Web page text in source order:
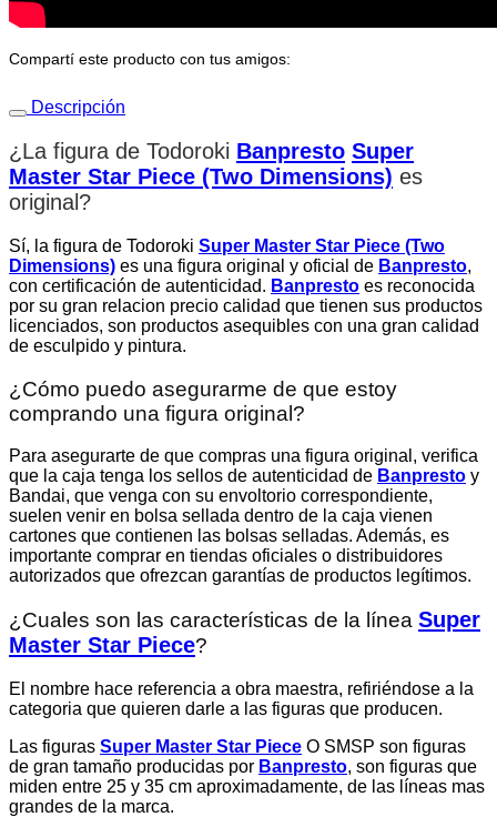
Compartí este producto con tus amigos:
Descripción
¿La figura de Todoroki Banpresto Super
Master Star Piece (Two Dimensions) es
original ?
Sí, la figura de Todoroki Super Master Star Piece (Two
Dimensions) es una figura original y oficial de Banpresto,
con certificación de autenticidad. Banpresto es reconocida
por su gran relacion precio calidad que tienen sus productos
licenciados, son productos asequibles con una gran calidad
de esculpido y pintura.
¿Cómo puedo asegurarme de que estoy
comprando una figura original?
Para asegurarte de que compras una figura original, verifica
que la caja tenga los sellos de autenticidad de Banpresto y
Bandai, que venga con su envoltorio correspondiente,
suelen venir en bolsa sellada dentro de la caja vienen
cartones que contienen las bolsas selladas. Además, es
importante comprar en tiendas oficiales o distribuidores
autorizados que ofrezcan garantías de productos legítimos.
¿Cuales son las características de la línea Super
Master Star Piece?
El nombre hace referencia a obra maestra, refiriéndose a la
categoria que quieren darle a las figuras que producen.
Las figuras Super Master Star Piece O SMSP son figuras
de gran tamaño producidas por Banpresto, son figuras que
miden entre 25 y 35 cm aproximadamente, de las líneas mas
grandes de la marca.